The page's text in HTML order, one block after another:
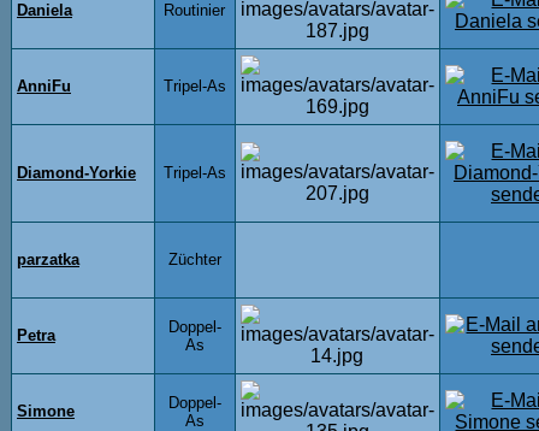
Daniela Routinier
AnniFu Tripel-As
Diamond-Yorkie Tripel-As
parzatka Züchter
Petra
Doppel-
As
Simone
Doppel-
As